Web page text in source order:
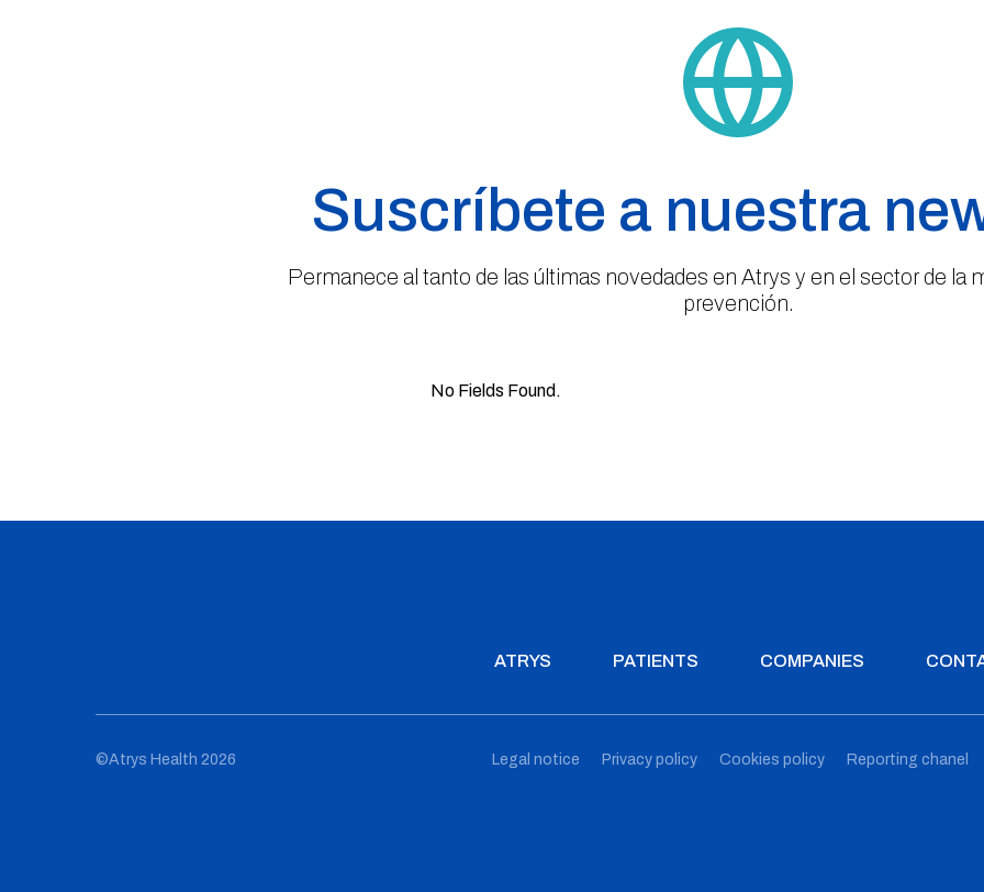
Suscríbete a nuestra
Permanece al tanto de las últimas novedades en Atrys y en el sector de la
prevención.
No Fields Found.
ATRYS PATIENTS COMPANIES
©Atrys Health 2026 Legal notice Privacy policy Cookies policy Reporting chanel